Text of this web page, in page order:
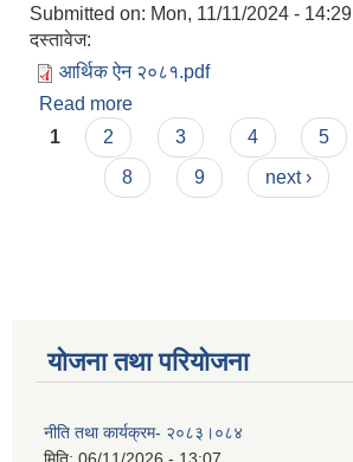
Submitted on: Mon, 11/11/2024 - 14:29
दस्तावेज:
आर्थिक ऐन २०८१.pdf
Read more
Pages
1 2 3 4 5
8
9 next ›
योजना तथा परियोजना
नीति तथा कार्यक्रम- २०८३।०८४